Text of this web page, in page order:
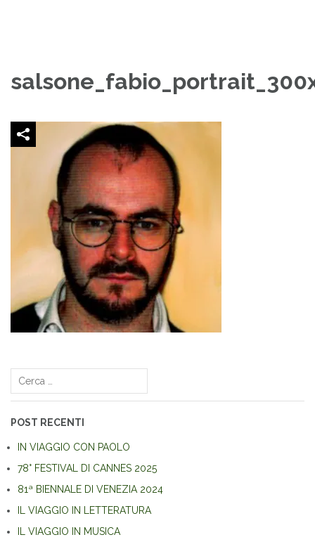
articoli
Ricerca
POST RECENTI
IN VIAGGIO CON PAOLO
78° FESTIVAL DI CANNES 2025
81ª BIENNALE DI VENEZIA 2024
IL VIAGGIO IN LETTERATURA
IL VIAGGIO IN MUSICA